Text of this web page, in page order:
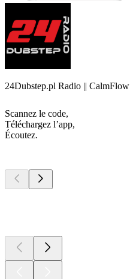
24Dubstep.pl Radio || CalmFlow
Scannez le code,
Téléchargez l’app,
Écoutez.